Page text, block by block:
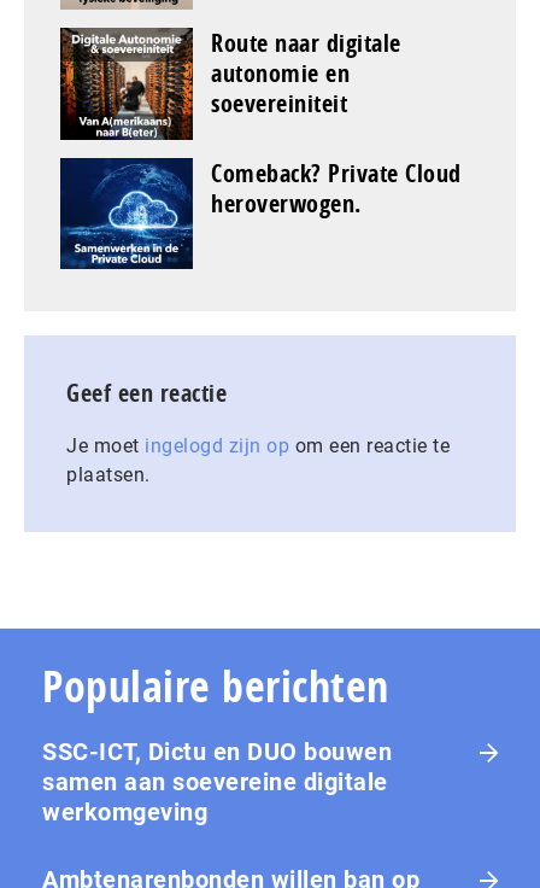
Route naar digitale
autonomie en
soevereiniteit
Comeback? Private Cloud
heroverwogen.
Geef een reactie
Je moet ingelogd zijn op om een reactie te
plaatsen.
Populaire berichten
SSC-ICT, Dictu en DUO bouwen
samen aan soevereine digitale
werkomgeving
Ambtenarenbonden willen ban op